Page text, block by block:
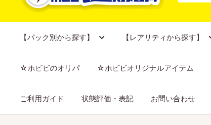
カ
門
シ
ョ
【パック別から探す】 【レアリティから探す】
☆ホビビのオリパ ☆ホビビオリジナルアイテム
ご利用ガイド 状態評価・表記 お問い合わせ